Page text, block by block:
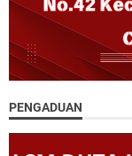
PENGADUAN